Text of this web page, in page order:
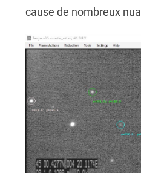
cause de nombreux